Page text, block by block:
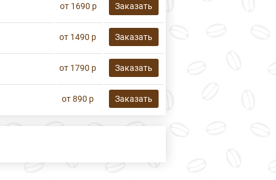
от 1690 р Заказать
от 1490 р Заказать
от 1790 р Заказать
от 890 р Заказать